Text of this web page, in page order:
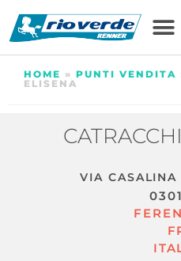
HOME » PUNTI VENDITA
ELISENA
VIA